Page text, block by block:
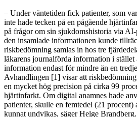
– Under väntetiden fick patienter, som
inte hade tecken på en pågående
på frågor om sin sjukdomshistoria via
den insamlade informationen kunde
riskbedömning samlas in hos tre
läkarens journalförda information i
information endast för mindre än en
Avhandlingen [1] visar att
en mycket hög precision på cirka 99
hjärtinfarkt. Om digital anamnes hade
patienter, skulle en femtedel (21 procent)
kunnat undvikas, säger Helge Brandberg.